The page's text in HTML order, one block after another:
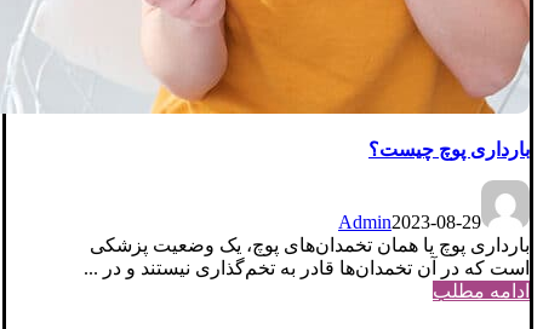
بارداری پوچ چیست؟
Admin2023-08-29
بارداری پوچ یا همان تخمدان‌های پوچ، یک وضعیت پزشکی
است که در آن تخمدان‌ها قادر به تخم‌گذاری نیستند و در ...
ادامه مطلب